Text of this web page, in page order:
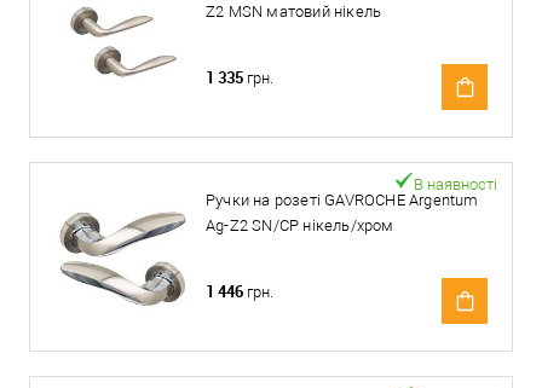
Z2 MSN матовий нікель
1 335 грн.
Ручки на розеті GAVROCHE Argentum
Ag-Z2 SN/CP нікель/хром
В наявності
1 446 грн.